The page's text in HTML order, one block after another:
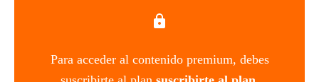
Para acceder al contenido premium, debes